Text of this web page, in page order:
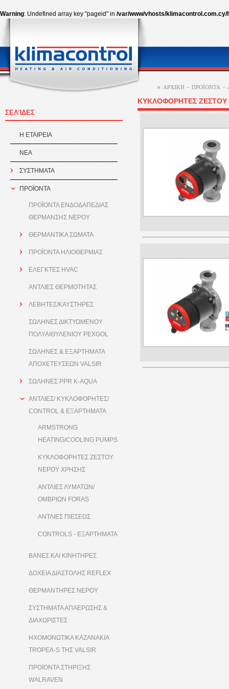
Warning: Undefined array key "pageid" in /var/www/vhosts/
ΣΕΛΊΔΕΣ
Η ΕΤΑΙΡEΙΑ
ΝΕΑ
ΣΥΣΤΗΜΑΤΑ
ΠΡΟÏΟΝΤΑ
ΠΡΟΪΟΝΤΑ ΕΝΔΟΔΑΠΕΔΙΑΣ
ΘΕΡΜΑΝΣΗΣ ΝΕΡΟΥ
ΘΕΡΜΑΝΤΙΚΑ ΣΩΜΑΤΑ
ΠΡΟΪΟΝΤΑ ΗΛΙΟΘΕΡΜΙΑΣ
ΕΛΕΓΚΤΕΣ HVAC
ΑΝΤΛΙΕΣ ΘΕΡΜΟΤΗΤΑΣ
ΛΕΒΗΤΕΣ/ΚΑΥΣΤΗΡΕΣ
ΣΩΛΗΝΕΣ ΔΙΚΤΥΩΜΕΝΟΥ
ΠΟΛΥΑΙΘΥΛΕΝΙΟΥ PEXGOL
ΣΩΛΗΝΕΣ & ΕΞΑΡΤΗΜΑΤΑ
ΑΠΟΧΕΤΕΥΣΕΩΝ VALSIR
ΣΩΛΗΝΕΣ PPR K-AQUA
ΑΝΤΛΙΕΣ/ ΚΥΚΛΟΦΟΡΗΤΕΣ/
CONTROL & ΕΞΑΡΤΗΜΑΤΑ
ARMSTRONG
HEATING/COOLING PUMPS
ΚΥΚΛΟΦΟΡΗΤΕΣ ΖΕΣΤΟΥ
ΝΕΡΟΥ ΧΡΗΣΗΣ
ΑΝΤΛΙΕΣ ΛΥΜΑΤΩΝ/
ΟΜΒΡΙΩΝ FORAS
ΑΝΤΛΙΕΣ ΠΙΕΣΕΩΣ
CONTROLS - ΕΞΑΡΤΗΜΑΤΑ
ΒΑΝΕΣ ΚΑΙ ΚΙΝΗΤΗΡΕΣ
ΔΟΧΕΙΑ ΔΙΑΣΤΟΛΗΣ REFLEX
ΘΕΡΜΑΝΤΗΡΕΣ ΝΕΡΟΥ
ΣΥΣΤΗΜΑΤΑ ΑΠΑΕΡΩΣΗΣ &
ΔΙΑΧΩΡΙΣΤΕΣ
ΗΧΟΜΟΝΩΤΙΚΑ ΚΑΖΑΝΑΚΙΑ
TROPEA-S ΤΗΣ VALSIR
ΠΡΟΪΟΝΤΑ ΣΤΗΡΙΞΗΣ
WALRAVEN
» ΑΡΧΙΚΗ - ΠΡΟÏΟΝΤΑ -
ΚΥΚΛΟΦΟΡΗΤΕΣ ΖΕΣΤΟΥ